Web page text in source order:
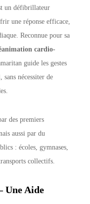
un défibrillateur
une réponse efficace,
Reconnue pour sa
cardio-
guide les gestes
nécessiter de
des premiers
aussi par du
: écoles, gymnases,
collectifs.
Une Aide